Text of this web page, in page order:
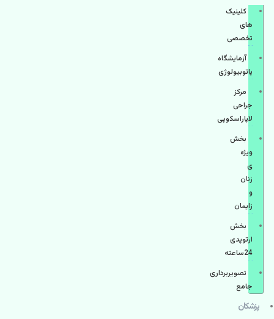
کلینیک
های
تخصصی
آزمایشگاه
پاتوبیولوژی
مرکز
جراحی
لاپاراسکوپی
بخش
ویژه
ی
زنان
و
زایمان
بخش
ارتوپدی
24ساعته
تصویربرداری
جامع
پزشكان